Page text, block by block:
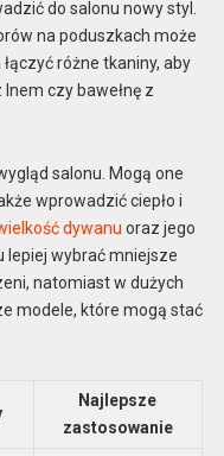
do salonu nowy styl.
na poduszkach może
różne tkaniny, aby
czy bawełnę z
salonu. Mogą one
wprowadzić ciepło i
dywanu oraz jego
lepiej wybrać mniejsze
natomiast w dużych
modele, które mogą stać
Najlepsze
zastosowanie